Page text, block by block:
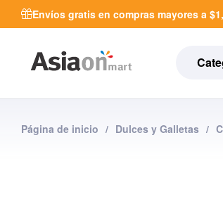
Envíos gratis en compras mayores a
Página de inicio / Dulces y Galletas /